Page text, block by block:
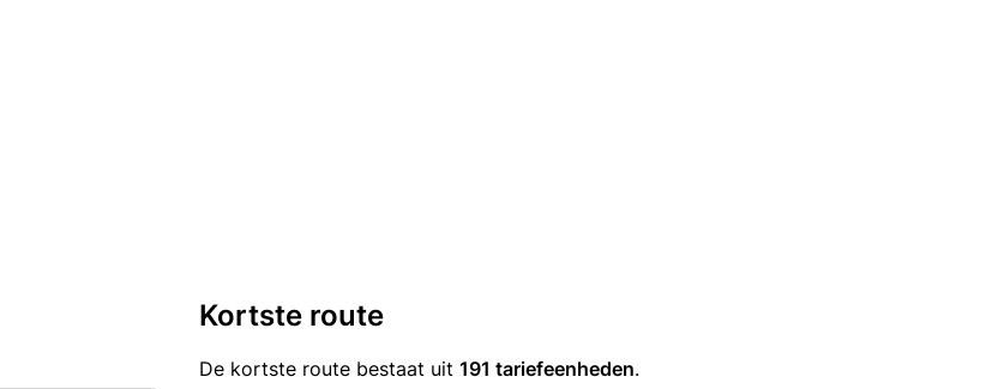
Kortste route
De kortste route bestaat uit 191 tariefeenheden.